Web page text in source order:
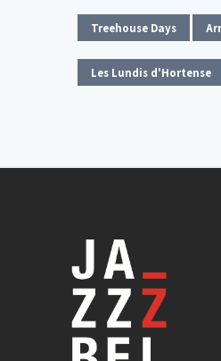
Treehouse Days
Les Lundis d'Hortense